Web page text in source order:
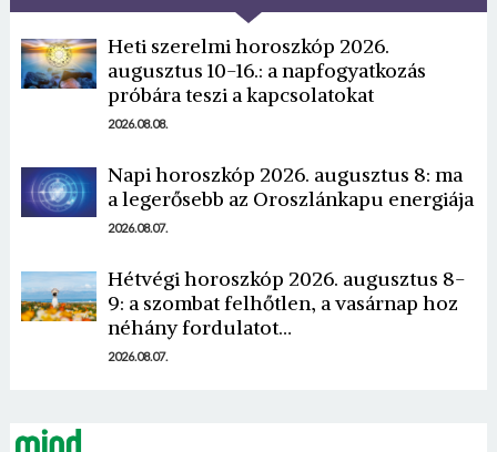
Heti szerelmi horoszkóp 2026.
augusztus 10-16.: a napfogyatkozás
próbára teszi a kapcsolatokat
2026.08.08.
Napi horoszkóp 2026. augusztus 8: ma
a legerősebb az Oroszlánkapu energiája
2026.08.07.
Hétvégi horoszkóp 2026. augusztus 8-
9: a szombat felhőtlen, a vasárnap hoz
néhány fordulatot…
2026.08.07.
Borsonline bejelentkezés
E-mail cím vagy felhasználónév
Jelszó